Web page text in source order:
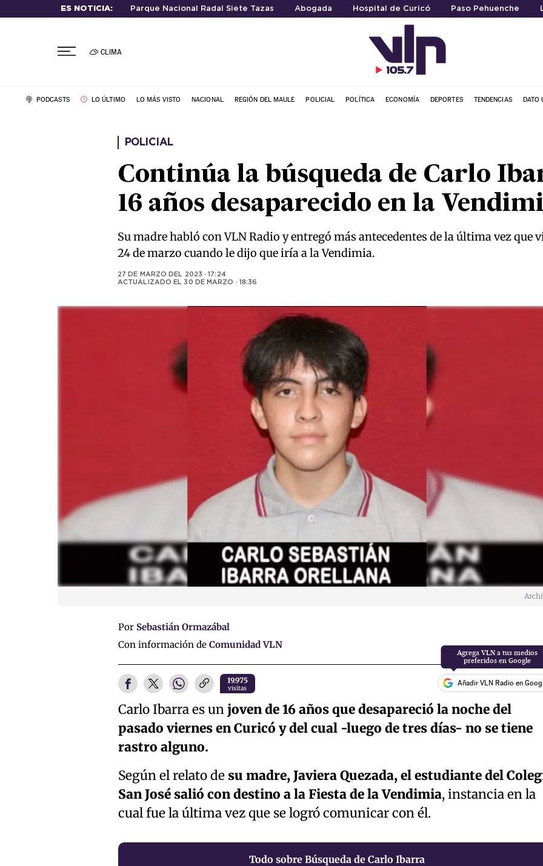
ES NOTICIA: Parque Nacional Radal Siete Tazas Abogada Hospital de Curicó Paso Pehuenche
CLIMA
PODCASTS LO ÚLTIMO LO MÁS VISTO NACIONAL REGIÓN DEL MAULE POLICIAL POLÍTICA ECONOMÍA DEPORTES TENDENCIAS DATO
POLICIAL
Continúa la búsqueda de Carlo
16 años desaparecido en la
Su madre habló con VLN Radio y entregó más antecedentes de la última vez que
24 de marzo cuando le dijo que iría a la Vendimia.
27 DE MARZO DEL 2023 · 17:24
ACTUALIZADO EL30 DE MARZO · 18:36
Por Sebastián Ormazábal
Con información de Comunidad VLN
19.975
visitas
Añadir VLN Radio en
Carlo Ibarra es unjoven de 16 años que desapareció la noche del
pasado viernes en Curicó y del cual -luego de tres días- no se tiene
rastro alguno.
Según el relato de su madre, Javiera Quezada, el estudiante del
San José salió con destino a la Fiesta de la Vendimia, instancia en la
cual fue la última vez que se logró comunicar con él.
Todo sobre Búsqueda de Carlo Ibarra